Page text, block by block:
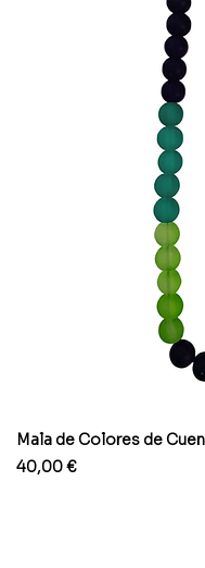
Mala de Colores de
Precio
40,00 €